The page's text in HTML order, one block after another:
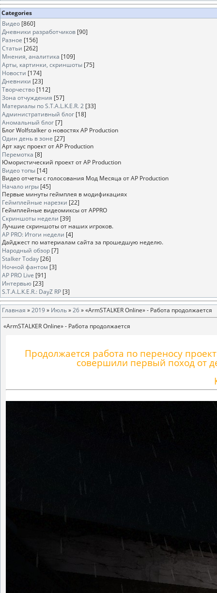
Categories
Видео [860]
Дневники разработчиков [90]
Разное [156]
Статьи [262]
Мнения, аналитика [109]
Арты, картинки, скриншоты [75]
Новости [174]
Дневники [23]
Творчество [112]
Зона отчуждения [57]
Материалы по S.T.A.L.K.E.R. 2 [33]
Административный блог [18]
Аномальный блог [7]
Блог Wolfstalker о новостях AP Production
Один день в зоне [27]
Арт хаус проект от AP Production
Перемотка [8]
Юмористический проект от AP Production
Видео топы [14]
Видео отчеты с голосования Мод Месяца от AP Production
Начало игры [45]
Первые минуты геймплея в модификациях
Геймплейные нарезки [22]
Геймплейные видеомиксы от APPRO
Скриншоты недели [39]
Лучшие скриншоты от наших игроков.
AP PRO: Итоги недели [4]
Дайджест по материалам сайта за прошедшую неделю.
Народный обзор [7]
Stalker Today [26]
Ночной фантом [3]
AP PRO Live [91]
Интервью [23]
S.T.A.L.K.E.R.: DayZ RP [3]
Главная »2019» Июль»26» «ArmSTALKER Online» - Работа продолжается
«ArmSTALKER Online» - Работа продолжается
Продолжается работа по переносу
совершили первый поход от